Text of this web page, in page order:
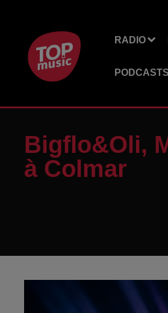
RADIO
PODCASTS
Bigflo&Oli,
à Colmar